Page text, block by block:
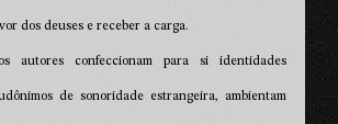
dos deuses e receber a carga.
autores confeccionam para si identidades
de sonoridade estrangeira, ambientam